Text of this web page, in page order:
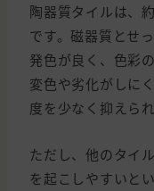
陶器質タイルは、
です。磁器質とせ
発色が良く、色彩
変色や劣化がしに
度を少なく抑えられ
ただし、他のタイ
を起こしやすいと